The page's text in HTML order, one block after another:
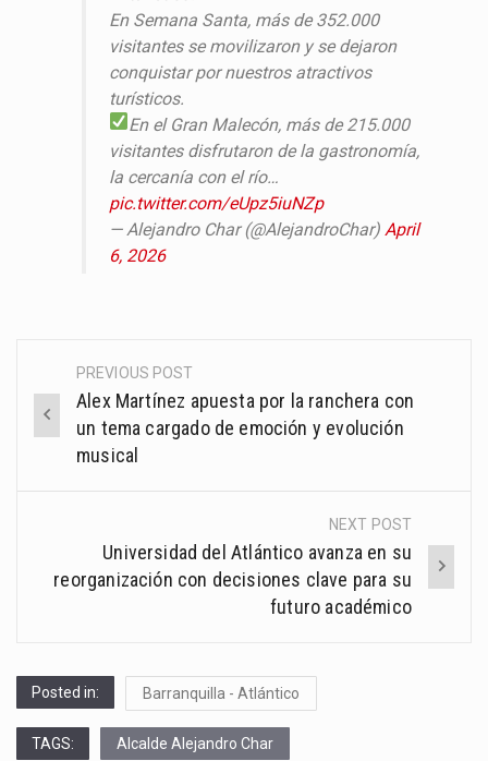
En Semana Santa, más de 352.000
visitantes se movilizaron y se dejaron
conquistar por nuestros atractivos
turísticos.
En el Gran Malecón, más de 215.000
visitantes disfrutaron de la gastronomía,
la cercanía con el río…
pic.twitter.com/eUpz5iuNZp
— Alejandro Char (@AlejandroChar) April
6, 2026
Post
navigation
PREVIOUS POST
Alex Martínez apuesta por la ranchera con
un tema cargado de emoción y evolución
musical
NEXT POST
Universidad del Atlántico avanza en su
reorganización con decisiones clave para su
futuro académico
Posted in: Barranquilla - Atlántico
TAGS: Alcalde Alejandro Char